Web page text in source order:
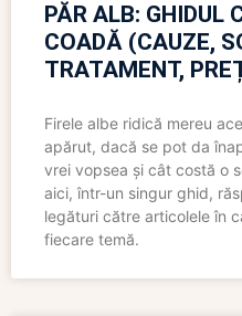
PĂR ALB: GHIDUL
COADĂ (CAUZE,
TRATAMENT,
Firele albe ridică mereu
apărut, dacă se pot da
vrei vopsea și cât costă o
aici, într-un singur ghid,
legături către articolele în
fiecare temă.